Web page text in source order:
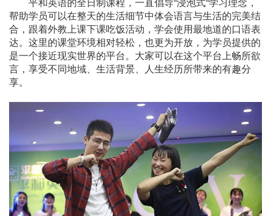
帮助学员可以在整天的生活细节中体会语言与生活的完美结
合，跟着外教上课下课吃饭活动，学会使用最地道的口语表
达。这里的课堂环境相对轻松，也更为开放，为学员提供的
是一个接近现实世界的平台。大家可以在这个平台上畅所欲
言，享受不同地域、生活背景、人生经历所带来的有趣分
享。